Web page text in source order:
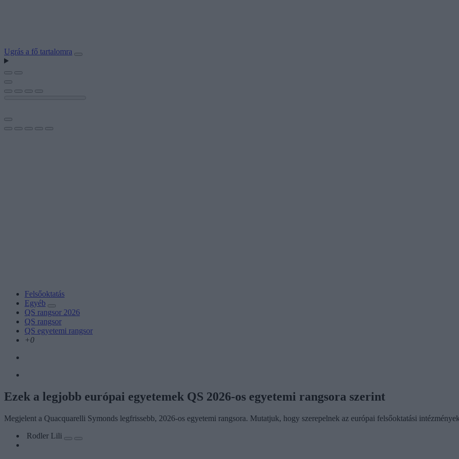
Ugrás a fő tartalomra
Felsőoktatás
Egyéb
QS rangsor 2026
QS rangsor
QS egyetemi rangsor
+0
Ezek a legjobb európai egyetemek QS 2026-os egyetemi rangsora szerint
Megjelent a Quacquarelli Symonds legfrissebb, 2026-os egyetemi rangsora. Mutatjuk, hogy szerepelnek az európai felsőoktatási
Rodler Lili